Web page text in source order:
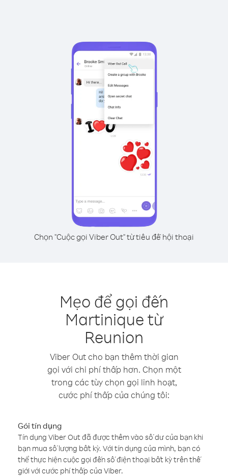
Chọn "Cuộc gọi Viber Out" từ tiêu đề hội thoại
Mẹo để gọi đến
Martinique từ
Reunion
Viber Out cho bạn thêm thời gian
gọi với chi phí thấp hơn. Chọn một
trong các tùy chọn gọi linh hoạt,
cước phí thấp của chúng tôi:
Gói tín dụng
Tín dụng Viber Out đã được thêm vào số dư của bạn khi
bạn mua số lượng bất kỳ. Với tín dụng của mình, bạn có
thể thực hiện cuộc gọi đến số điện thoại bất kỳ trên thế
giới với cước phí thấp của Viber.